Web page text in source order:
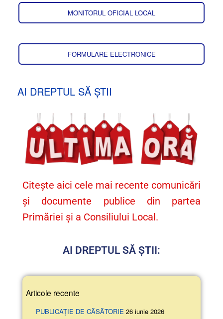
MONITORUL OFICIAL LOCAL
FORMULARE ELECTRONICE
AI DREPTUL SĂ ȘTII
Citește aici cele mai recente comunicări
și documente publice din partea
Primăriei și a Consiliului Local.
AI DREPTUL SĂ ȘTII:
Articole recente
PUBLICAȚIE DE CĂSĂTORIE 26 iunie 2026